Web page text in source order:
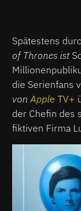
Spätestens
of Thrones ist
die Serienfans
von Apple TV+
der Chefin des
fiktiven Firma